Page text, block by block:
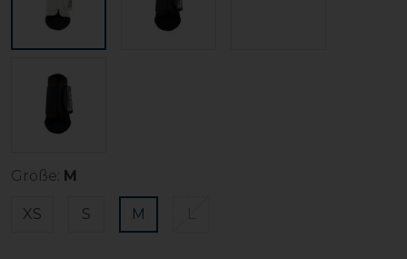
Größe: M
XS S M